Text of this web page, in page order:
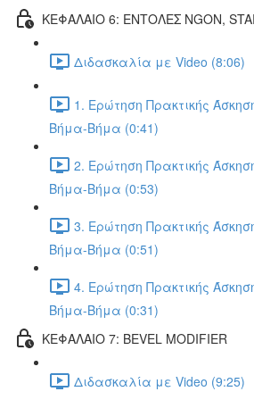
ΚΕΦΑΛΑΙΟ 6: ΕΝΤΟΛΕΣ NGON,
Διδασκαλία με Video (8:06)
1. Ερώτηση Πρακτικής
Βήμα-Βήμα (0:41)
2. Ερώτηση Πρακτικής
Βήμα-Βήμα (0:53)
3. Ερώτηση Πρακτικής
Βήμα-Βήμα (0:51)
4. Ερώτηση Πρακτικής
Βήμα-Βήμα (0:31)
ΚΕΦΑΛΑΙΟ 7: BEVEL MODIFIER
Διδασκαλία με Video (9:25)